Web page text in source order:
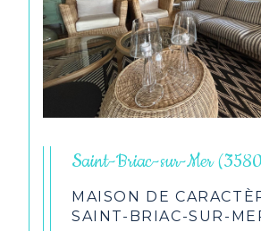
Saint-Briac-sur-Mer
MAISON DE
SAINT-BRIAC-SUR-